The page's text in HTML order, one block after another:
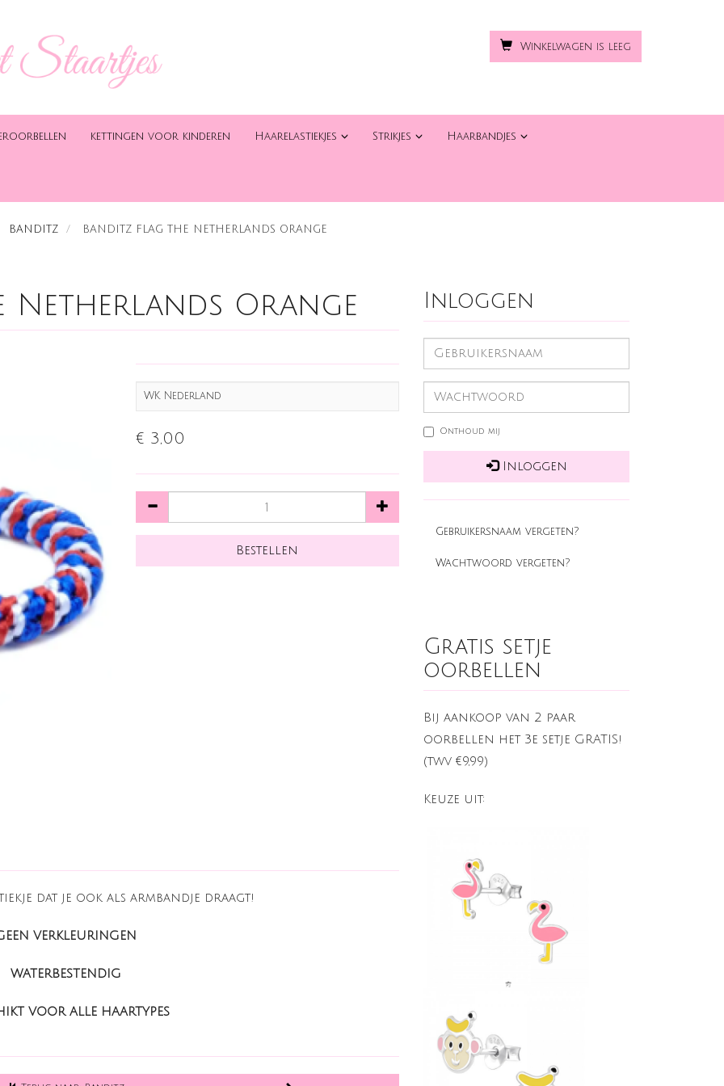
Winkelwagen is leeg
kettingen voor kinderen Haarelastiekjes Strikjes Haarbandjes
BANDITZ BANDITZ FLAG THE NETHERLANDS ORANGE
Netherlands Orange
WK Nederland
€ 3,00
dat je ook als armbandje draagt!
VERKLEURINGEN
WATERBESTENDIG
VOOR ALLE HAARTYPES
Inloggen
Onthoud mij
Inloggen
Gebruikersnaam vergeten?
Wachtwoord vergeten?
Gratis setje
oorbellen
Bij aankoop van 2 paar
oorbellen het 3e setje GRATIS!
(twv €9,99)
Keuze uit: